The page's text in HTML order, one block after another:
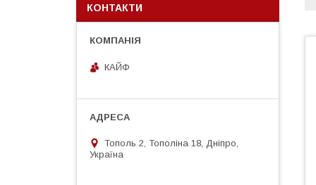
КОНТАКТИ
КАЙФ
Тополь 2, Тополіна 18, Дніпро,
Україна